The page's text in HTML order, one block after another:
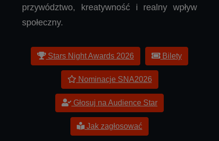
przywództwo, kreatywność i realny wpływ
społeczny.
Stars Night Awards 2026 Bilety
Nominacje SNA2026
Głosuj na Audience Star
Jak zagłosować